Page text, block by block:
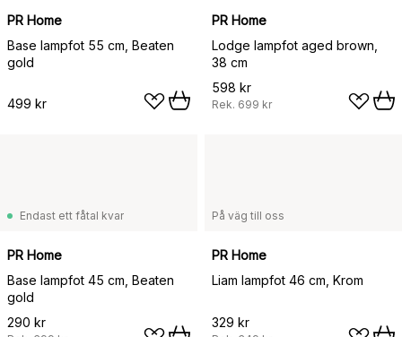
PR Home
Base lampfot 55 cm, Beaten
gold
499 kr
PR Home
Lodge lampfot aged brown,
38 cm
598 kr
Rek. 699 kr
Endast ett fåtal kvar
PR Home
Base lampfot 45 cm, Beaten
gold
290 kr
På väg till oss
PR Home
Liam lampfot 46 cm, Krom
329 kr